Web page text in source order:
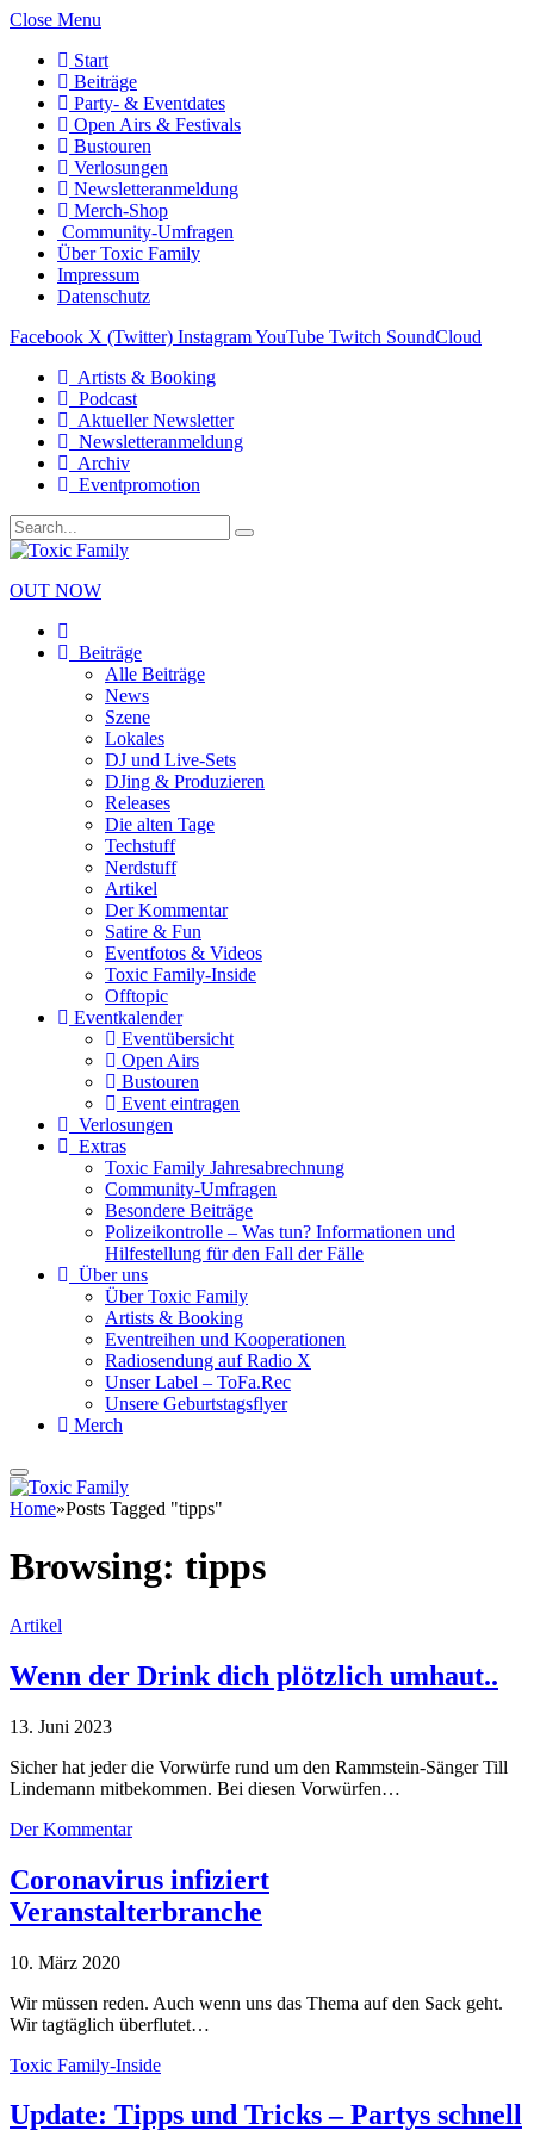
Close Menu
Start
Beiträge
Party- & Eventdates
Open Airs & Festivals
Bustouren
Verlosungen
Newsletteranmeldung
Merch-Shop
Community-Umfragen
Über Toxic Family
Impressum
Datenschutz
Facebook X (Twitter) InstagramYouTube Twitch SoundCloud
Artists & Booking
Podcast
Aktueller Newsletter
Newsletteranmeldung
Archiv
Eventpromotion
OUT NOW
Beiträge
Alle Beiträge
News
Szene
Lokales
DJ und Live-Sets
DJing & Produzieren
Releases
Die alten Tage
Techstuff
Nerdstuff
Artikel
Der Kommentar
Satire & Fun
Eventfotos & Videos
Toxic Family-Inside
Offtopic
Eventkalender
Eventübersicht
Open Airs
Bustouren
Event eintragen
Verlosungen
Extras
Toxic Family Jahresabrechnung
Community-Umfragen
Besondere Beiträge
Polizeikontrolle – Was tun? Informationen und
Hilfestellung für den Fall der Fälle
Über uns
Über Toxic Family
Artists & Booking
Eventreihen und Kooperationen
Radiosendung auf Radio X
Unser Label – ToFa.Rec
Unsere Geburtstagsflyer
Merch
Home»Posts Tagged "tipps"
Browsing: tipps
Artikel
Wenn der Drink dich plötzlich umhaut..
13. Juni 2023
Sicher hat jeder die Vorwürfe rund um den Rammstein-Sänger Till
Lindemann mitbekommen. Bei diesen Vorwürfen…
Der Kommentar
Coronavirus infiziert
Veranstalterbranche
10. März 2020
Wir müssen reden. Auch wenn uns das Thema auf den Sack geht.
Wir tagtäglich überflutet…
Toxic Family-Inside
Update: Tipps und Tricks – Partys schnell